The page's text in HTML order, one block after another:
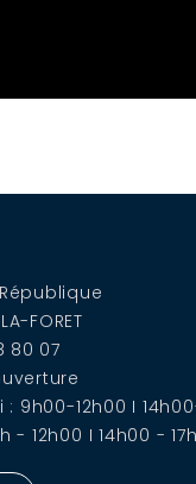
FORET
80 07
9h00-12h00 I
- 12h00 I 14h00 -